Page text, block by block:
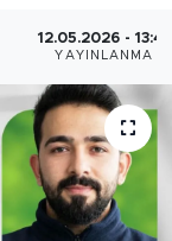
12.05.2026 - 13:41
YAYINLANMA